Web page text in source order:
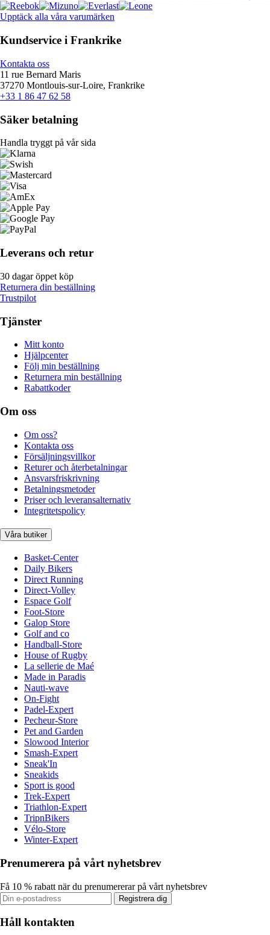
Upptäck alla våra varumärken
Kundservice i Frankrike
Kontakta oss
11 rue Bernard Maris
37270 Montlouis-sur-Loire, Frankrike
+33 1 86 47 62 58
Säker betalning
Handla tryggt på vår sida
Leverans och retur
30 dagar öppet köp
Returnera din beställning
Trustpilot
Tjänster
Mitt konto
Hjälpcenter
Följ min beställning
Returnera min beställning
Rabattkoder
Om oss
Om oss?
Kontakta oss
Försäljningsvillkor
Returer och återbetalningar
Ansvarsfriskrivning
Betalningsmetoder
Priser och leveransalternativ
Integritetspolicy
Våra butiker
Basket-Center
Daily Bikers
Direct Running
Direct-Volley
Espace Golf
Foot-Store
Galop Store
Golf and co
Handball-Store
House of Rugby
La sellerie de Maé
Made in Paradis
Nauti-wave
On-Fight
Padel-Expert
Pecheur-Store
Pet and Garden
Slowood Interior
Smash-Expert
Sneak'In
Sneakids
Sport is good
Trek-Expert
Triathlon-Expert
TripnBikers
Vélo-Store
Winter-Expert
Prenumerera på vårt nyhetsbrev
Få 10 % rabatt när du prenumererar på vårt nyhetsbrev
Registrera dig
Håll kontakten